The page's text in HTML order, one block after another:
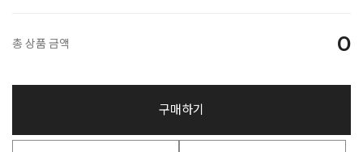
총 상품 금액 0
구매하기